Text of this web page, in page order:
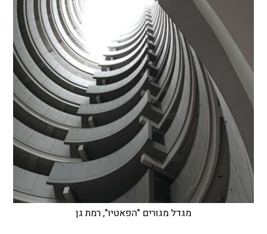
מגדל מגורים "הפאטיו", רמת גן